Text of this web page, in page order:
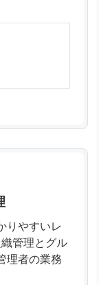
りやすいレ
管理とグル
理者の業務